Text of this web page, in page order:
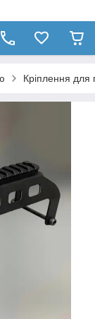
Кріплення для